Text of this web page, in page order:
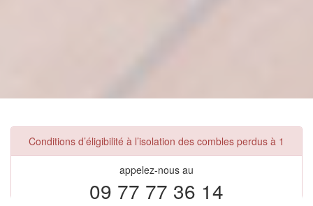
Conditions d’éligibilité à l’isolation des combles perdus à 1
appelez-nous au
09 77 77 36 14